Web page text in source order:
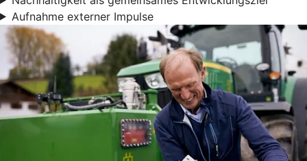
Aufnahme externer Impulse